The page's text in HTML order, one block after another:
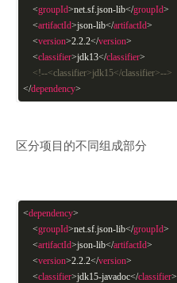
<groupId>net.sf.json-lib</groupId>
<artifactId>json-lib</artifactId>
<version>2.2.2</version>
<classifier>jdk13</classifier>
<!--<classifier>jdk15</classifier>-->
</dependency>
区分项目的不同组成部分
<dependency>
<groupId>net.sf.json-lib</groupId>
<artifactId>json-lib</artifactId>
<version>2.2.2</version>
<classifier>jdk15-javadoc</classifier>